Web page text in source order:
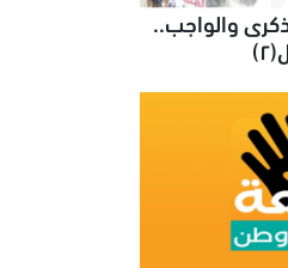
والواجب..